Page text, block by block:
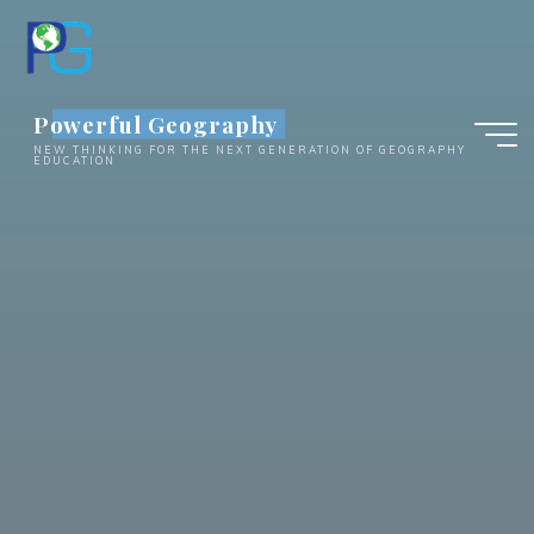
content
Powerful Geography
NEW THINKING FOR THE NEXT GENERATION OF GEOGRAPHY
EDUCATION